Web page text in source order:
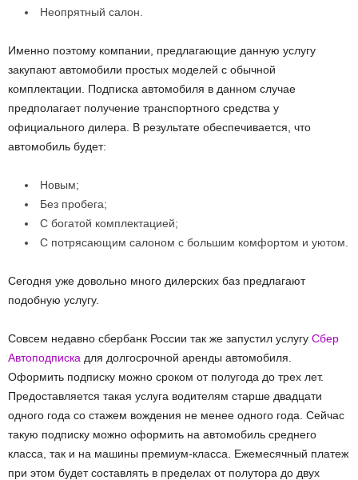
Неопрятный салон.
Именно поэтому компании, предлагающие данную услугу
закупают автомобили простых моделей с обычной
комплектации. Подписка автомобиля в данном случае
предполагает получение транспортного средства у
официального дилера. В результате обеспечивается, что
автомобиль будет:
Новым;
Без пробега;
С богатой комплектацией;
С потрясающим салоном с большим комфортом и уютом.
Сегодня уже довольно много дилерских баз предлагают
подобную услугу.
Совсем недавно сбербанк России так же запустил услугу Сбер
Автоподписка для долгосрочной аренды автомобиля.
Оформить подписку можно сроком от полугода до трех лет.
Предоставляется такая услуга водителям старше двадцати
одного года со стажем вождения не менее одного года. Сейчас
такую подписку можно оформить на автомобиль среднего
класса, так и на машины премиум-класса. Ежемесячный платеж
при этом будет составлять в пределах от полутора до двух